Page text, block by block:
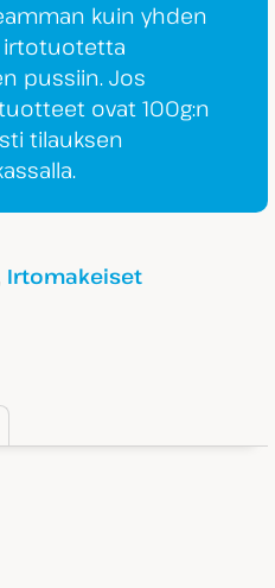
kuin yhden
irtotuotetta
pussiin. Jos
ovat 100g:n
tilauksen
Irtomakeiset